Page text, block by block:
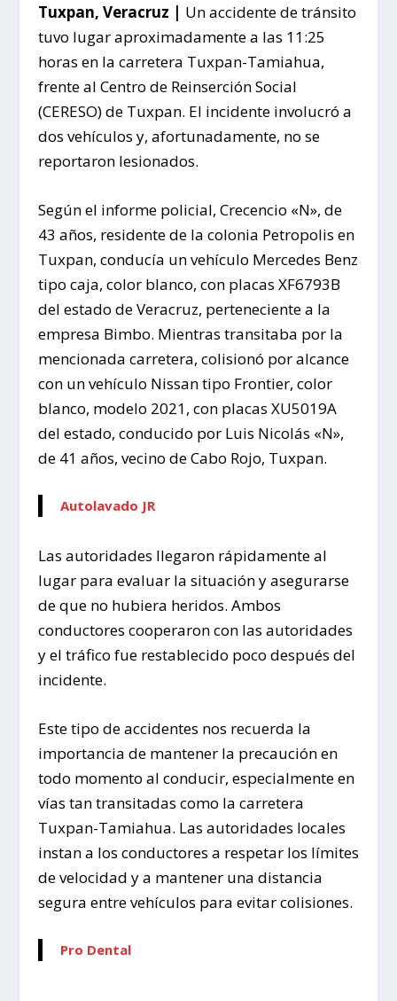
Tuxpan, Veracruz | Un accidente de tránsito
tuvo lugar aproximadamente a las 11:25
horas en la carretera Tuxpan-Tamiahua,
frente al Centro de Reinserción Social
(CERESO) de Tuxpan. El incidente involucró a
dos vehículos y, afortunadamente, no se
reportaron lesionados.
Según el informe policial, Crecencio «N», de
43 años, residente de la colonia Petropolis en
Tuxpan, conducía un vehículo Mercedes Benz
tipo caja, color blanco, con placas XF6793B
del estado de Veracruz, perteneciente a la
empresa Bimbo. Mientras transitaba por la
mencionada carretera, colisionó por alcance
con un vehículo Nissan tipo Frontier, color
blanco, modelo 2021, con placas XU5019A
del estado, conducido por Luis Nicolás «N»,
de 41 años, vecino de Cabo Rojo, Tuxpan.
Autolavado JR
Las autoridades llegaron rápidamente al
lugar para evaluar la situación y asegurarse
de que no hubiera heridos. Ambos
conductores cooperaron con las autoridades
y el tráfico fue restablecido poco después del
incidente.
Este tipo de accidentes nos recuerda la
importancia de mantener la precaución en
todo momento al conducir, especialmente en
vías tan transitadas como la carretera
Tuxpan-Tamiahua. Las autoridades locales
instan a los conductores a respetar los límites
de velocidad y a mantener una distancia
segura entre vehículos para evitar colisiones.
Pro Dental